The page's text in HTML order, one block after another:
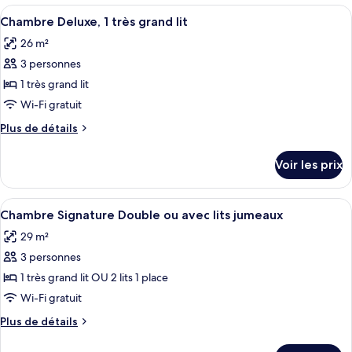
Double
ou
avec
lits
jumeaux
type
de
Chambre
Deluxe
ou
avec
jumeaux
Afficher
toutes
les
photos
pour
ce
type
de
Chambre
Deluxe,
1
très
grand
lit
Une chambre d’hôtel comprenant
5
Chambre Deluxe, 1 très grand lit
26 m²
3 personnes
1 très grand lit
Wi-Fi gratuit
Plus de détails
Plus
le
type
de
Chambre
Deluxe,
très
grand
Voir les prix
Afficher
toutes
les
photos
pour
ce
type
de
Une chambre d’hôtel avec un lit,
6
Chambre Signature Double ou avec lits jumeaux
29 m²
3 personnes
1 très grand lit OU 2 lits 1 place
Wi-Fi gratuit
Plus de détails
Plus